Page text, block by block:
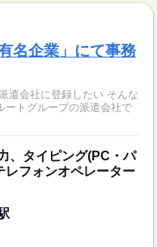
名企業」にて事務
遣会社に登録したい そんな
ートグループの派遣会社で
、タイピング(PC・パ
レフォンオペレーター